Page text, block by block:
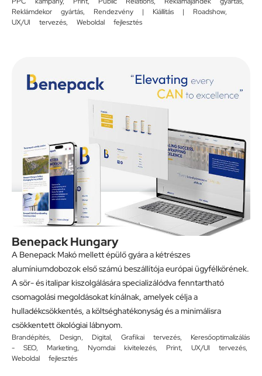
Reklámdekor gyártás, Rendezvény | Kiállítás | Roadshow,
UX/UI tervezés, Weboldal fejlesztés
Benepack Hungary
A Benepack Makó mellett épülő gyára a kétrészes
alumíniumdobozok első számú beszállítója európai ügyfélkörének.
A sör- és italipar kiszolgálására specializálódva fenntartható
csomagolási megoldásokat kínálnak, amelyek célja a
hulladékcsökkentés, a költséghatékonyság és a minimálisra
csökkentett ökológiai lábnyom.
Brandépítés, Design, Digital, Grafikai tervezés, Keresőoptimalizálás
- SEO, Marketing, Nyomdai kivitelezés, Print, UX/UI tervezés,
Weboldal fejlesztés